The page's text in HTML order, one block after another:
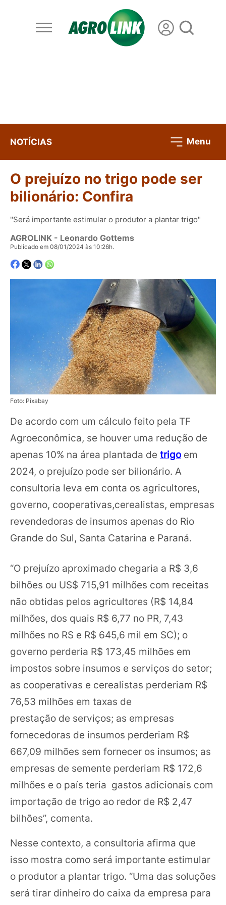
NOTÍCIAS Menu
O prejuízo no trigo pode ser
bilionário: Confira
"Será importante estimular o produtor a plantar trigo"
AGROLINK - Leonardo Gottems
Publicado em 08/01/2024 às 10:26h.
Foto: Pixabay
De acordo com um cálculo feito pela TF
Agroeconômica, se houver uma redução de
apenas 10% na área plantada de trigoem
2024, o prejuízo pode ser bilionário. A
consultoria leva em conta os agricultores,
governo, cooperativas,cerealistas, empresas
revendedoras de insumos apenas do Rio
Grande do Sul, Santa Catarina e Paraná.
“O prejuízo aproximado chegaria a R$ 3,6
bilhões ou US$ 715,91 milhões com receitas
não obtidas pelos agricultores (R$ 14,84
milhões, dos quais R$ 6,77 no PR, 7,43
milhões no RS e R$ 645,6 mil em SC); o
governo perderia R$ 173,45 milhões em
impostos sobre insumos e serviços do setor;
as cooperativas e cerealistas perderiam R$
76,53 milhões em taxas de
prestação de serviços; as empresas
fornecedoras de insumos perderiam R$
667,09 milhões sem fornecer os insumos; as
empresas de semente perderiam R$ 172,6
milhões e o país teria gastos adicionais com
importação de trigo ao redor de R$ 2,47
bilhões”, comenta.
Nesse contexto, a consultoria afirma que
isso mostra como será importante estimular
o produtor a plantar trigo. “Uma das soluções
será tirar dinheiro do caixa da empresa para